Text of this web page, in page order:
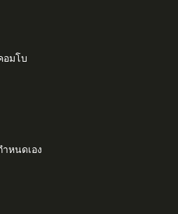
มโบ
หนดเอง